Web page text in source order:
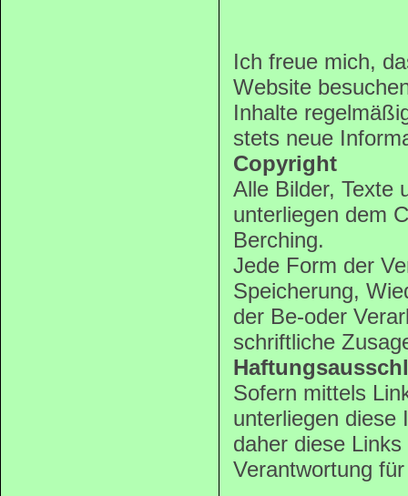
Ich freue mich,
Website
Inhalte
stets neue
Copyright
Alle Bilder, Texte
unterliegen dem
Berching.
Jede Form der
Speicherung,
der Be-oder
schriftliche
Sofern mittels
unterliegen diese
daher diese
Verantwortung